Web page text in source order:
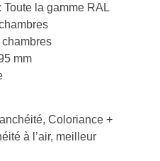
la gamme RAL
chambres
mm
Coloriance +
à l’air, meilleur